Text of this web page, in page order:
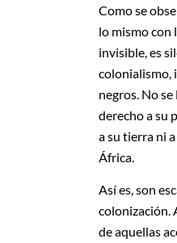
Como se
lo mismo con
invisible, es
colonialismo,
negros. No
derecho a su
a su tierra ni
África.
Así es, son
colonización.
de aquellas